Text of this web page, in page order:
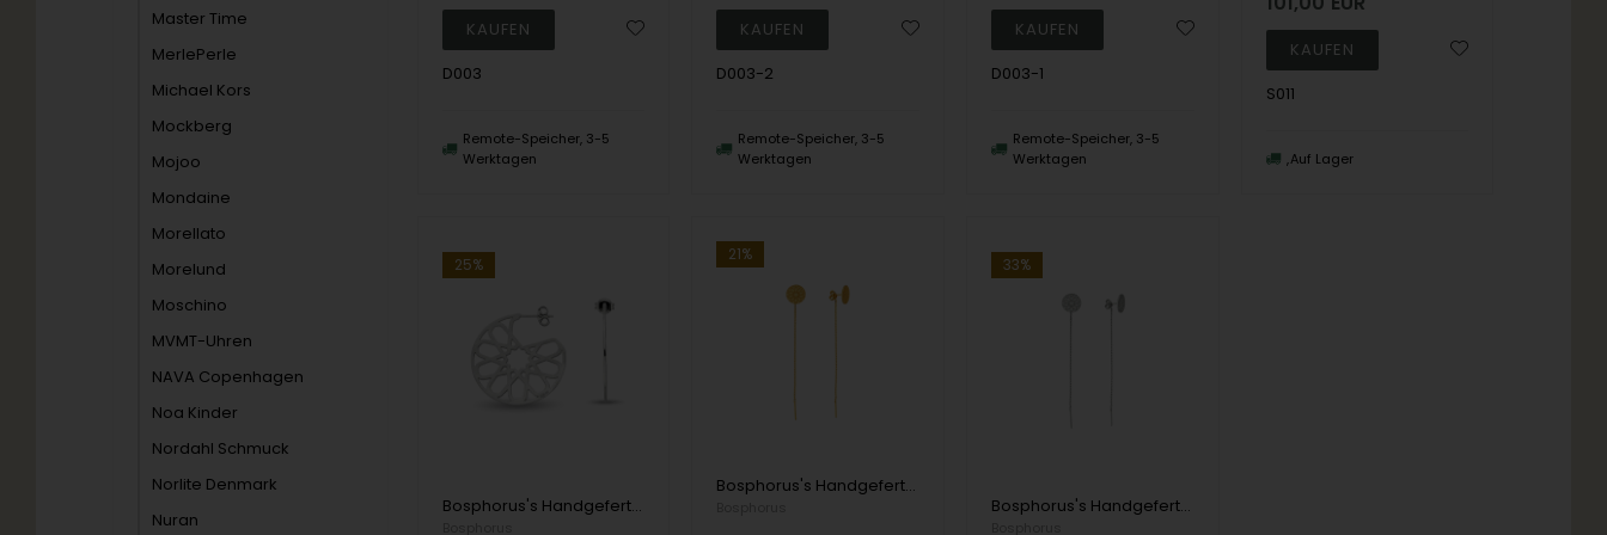
Master Time
MerlePerle
Michael Kors
Mockberg
Mojoo
Mondaine
Morellato
Morelund
Moschino
MVMT-Uhren
NAVA Copenhagen
Noa Kinder
Nordahl Schmuck
Norlite Denmark
Nuran
D003
Remote-Speicher, 3-5
Werktagen
D003-2
Remote-Speicher, 3-5
Werktagen
D003-1
Remote-Speicher, 3-5
Werktagen
S011
Auf Lager
25%
Bosphorus's Handgefertigter Fingerring aus 14 Karat Gold mit kleinem Herzen
21%
Bosphorus's Handgefertigter Fingerring aus 8 Karat Gold mit 3 Diamanten
33%
Bosphorus's Handgefertigter Fingerring aus 14 Karat Gold mit 3 Diamanten